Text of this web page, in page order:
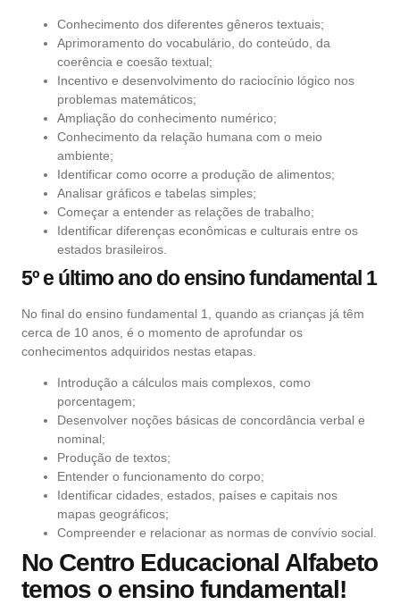
Conhecimento dos diferentes gêneros textuais;
Aprimoramento do vocabulário, do conteúdo, da
coerência e coesão textual;
Incentivo e desenvolvimento do raciocínio lógico nos
problemas matemáticos;
Ampliação do conhecimento numérico;
Conhecimento da relação humana com o meio
ambiente;
Identificar como ocorre a produção de alimentos;
Analisar gráficos e tabelas simples;
Começar a entender as relações de trabalho;
Identificar diferenças econômicas e culturais entre os
estados brasileiros.
5º e último ano do ensino fundamental 1
No final do ensino fundamental 1, quando as crianças já têm
cerca de 10 anos, é o momento de aprofundar os
conhecimentos adquiridos nestas etapas.
Introdução a cálculos mais complexos, como
porcentagem;
Desenvolver noções básicas de concordância verbal e
nominal;
Produção de textos;
Entender o funcionamento do corpo;
Identificar cidades, estados, países e capitais nos
mapas geográficos;
Compreender e relacionar as normas de convívio social.
No Centro Educacional Alfabeto
temos o ensino fundamental!